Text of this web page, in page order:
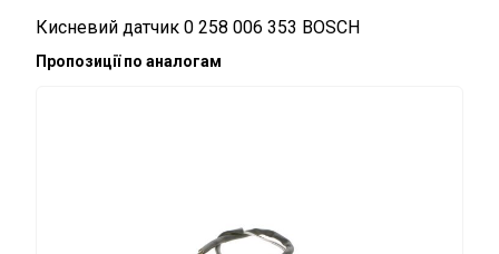
Кисневий датчик 0 258 006 353 BOSCH
Пропозиції по аналогам